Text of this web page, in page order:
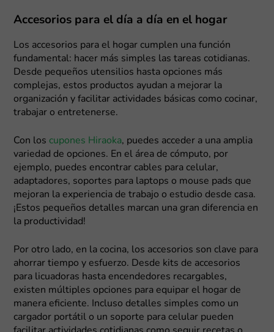
Accesorios para el día a día en el hogar
Los accesorios para el hogar cumplen una función
fundamental: hacer más simples las tareas cotidianas.
Desde pequeños utensilios hasta opciones más
complejas, estos productos ayudan a mejorar la
organización y facilitar actividades básicas como cocinar,
trabajar o entretenerse.
Con los cupones Hiraoka, puedes acceder a una amplia
variedad de opciones. En el área de cómputo, por
ejemplo, puedes encontrar cables para celular,
adaptadores, soportes para laptops o mouse pads que
mejoran la experiencia de trabajo o estudio desde casa.
¡Estos pequeños detalles marcan una gran diferencia en
la productividad!
Por otro lado, en la cocina, los accesorios son clave para
ahorrar tiempo y esfuerzo. Desde kits de accesorios
para licuadoras hasta encendedores recargables,
existen múltiples opciones para equipar el hogar de
manera eficiente. Incluso detalles simples como un
cargador portátil o un soporte para celular pueden